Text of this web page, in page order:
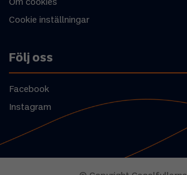
Om cookies
Cookie inställningar
Följ oss
Facebook
Instagram